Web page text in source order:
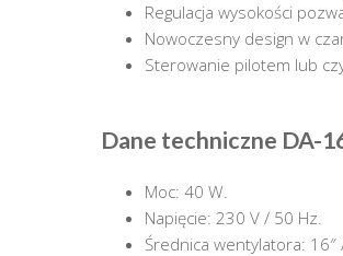
Regulacja wysokości
Nowoczesny design w
Sterowanie pilotem lub
Dane techniczne DA-
Moc: 40 W.
Napięcie: 230 V / 50 Hz.
Średnica wentylatora: 16″